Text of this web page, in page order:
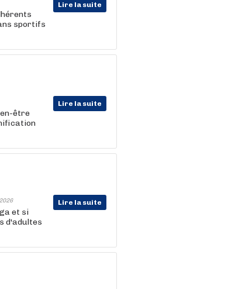
Lire la suite
sportifs
Lire la suite
être
Lire la suite
et si
d'adultes